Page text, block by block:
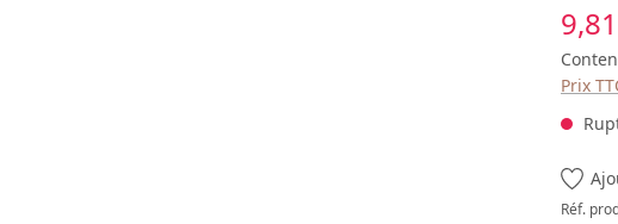
Prix
Prix
Réf.